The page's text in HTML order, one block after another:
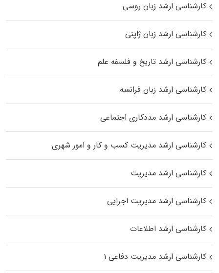
کارشناسی ارشد زبان روسی
کارشناسی ارشد زبان ژاپنی
کارشناسی ارشد تاریخ و فلسفه علم
کارشناسی ارشد زبان فرانسه
کارشناسی ارشد مددکاری اجتماعی
کارشناسی ارشد مدیریت کسب و کار و امور شهری
کارشناسی ارشد مدیریت
کارشناسی ارشد مدیریت اجرایی
کارشناسی ارشد اطلاعات
کارشناسی ارشد مدیریت دفاعی ۱